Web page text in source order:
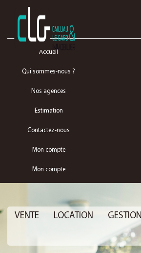
Accueil
Qui sommes-nous ?
Nos agences
Estimation
Contactez-nous
Mon compte
Mon compte
VENTE LOCATION GESTION